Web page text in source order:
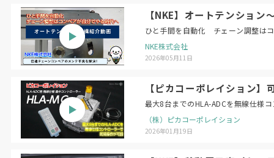
【NKE】オートテンショ
ひと手間を自動化 チェーン調整は
NKE株式会社
2026年05月11日
【ピカコーポレイション
最大8台までのHLA-ADCを無線仕様
（株）ピカコーポレイション
2026年01月19日